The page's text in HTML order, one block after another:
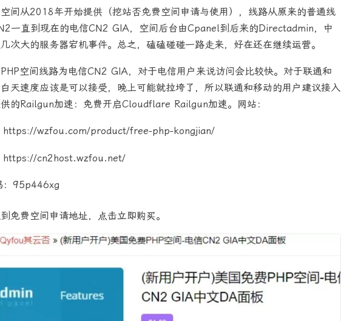
间从2018年开始提供（挖站否免费空间申请与使用），线路从原来的普通线
一直到现在的电信CN2 GIA，空间后台由Cpanel到后来的Directadmin，中
次大的服务器宕机事件。总之，磕磕碰碰一路走来，好在还在继续运营。
空间线路为电信CN2 GIA，对于电信用户来说访问会比较快。对于联通和
天速度应该是可以接受，晚上可能就拉垮了，所以联通和移动的用户建议接入
的Railgun加速：免费开启Cloudflare Railgun加速。
网站：
https://wzfou.com/product/free-php-kongjian/
https://cn2host.wzfou.net/
：95p446xg
免费空间申请地址，点击立即购买。